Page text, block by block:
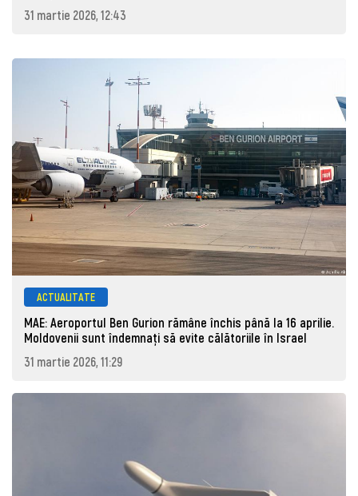
31 martie 2026, 12:43
ACTUALITATE
MAE: Aeroportul Ben Gurion rămâne închis până la 16 aprilie.
Moldovenii sunt îndemnați să evite călătoriile în Israel
31 martie 2026, 11:29